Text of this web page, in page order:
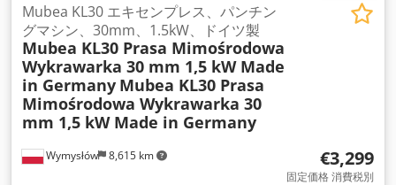
Wymysłów 8,615 km
Mubea KL30 エキセンプレス、パンチン
グマシン、30mm、1.5kW、ドイツ製
Mubea KL30 Prasa Mimośrodowa
Wykrawarka 30 mm 1,5 kW Made
in Germany Mubea KL30 Prasa
Mimośrodowa Wykrawarka 30
mm 1,5 kW Made in Germany
€3,299
固定価格 消費税別